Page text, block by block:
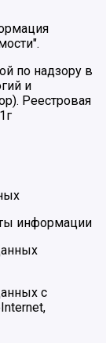
по надзору в
и
Реестровая
информации
с